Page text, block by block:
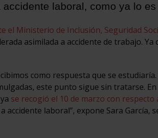
laboral, como ya lo
el Ministerio de Inclusión, Seguridad
asimilada a accidente de trabajo. Ya
como respuesta que se
este punto sigue sin tratarse.
se recogió el 10 de marzo con respecto
laboral”, expone Sara García,